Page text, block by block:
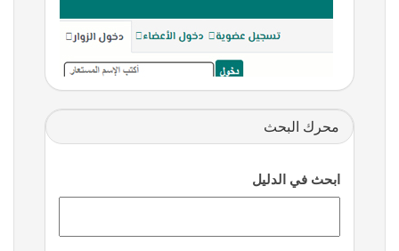
محرك البحث
ابحث في الدليل